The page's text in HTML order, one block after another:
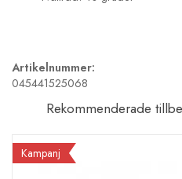
Artikelnummer:
045441525068
Rekommenderade
Kampanj